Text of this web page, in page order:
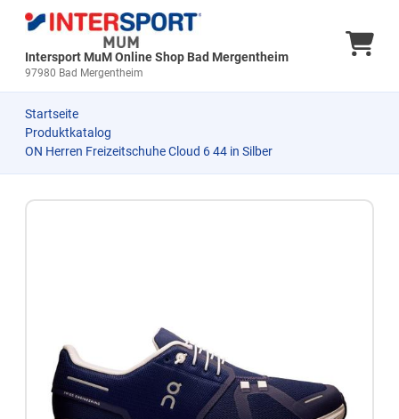
Intersport MuM Online Shop Bad Mergentheim
97980 Bad Mergentheim
Startseite
Produktkatalog
ON Herren Freizeitschuhe Cloud 6 44 in Silber